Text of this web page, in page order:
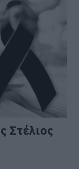
Στέλιος